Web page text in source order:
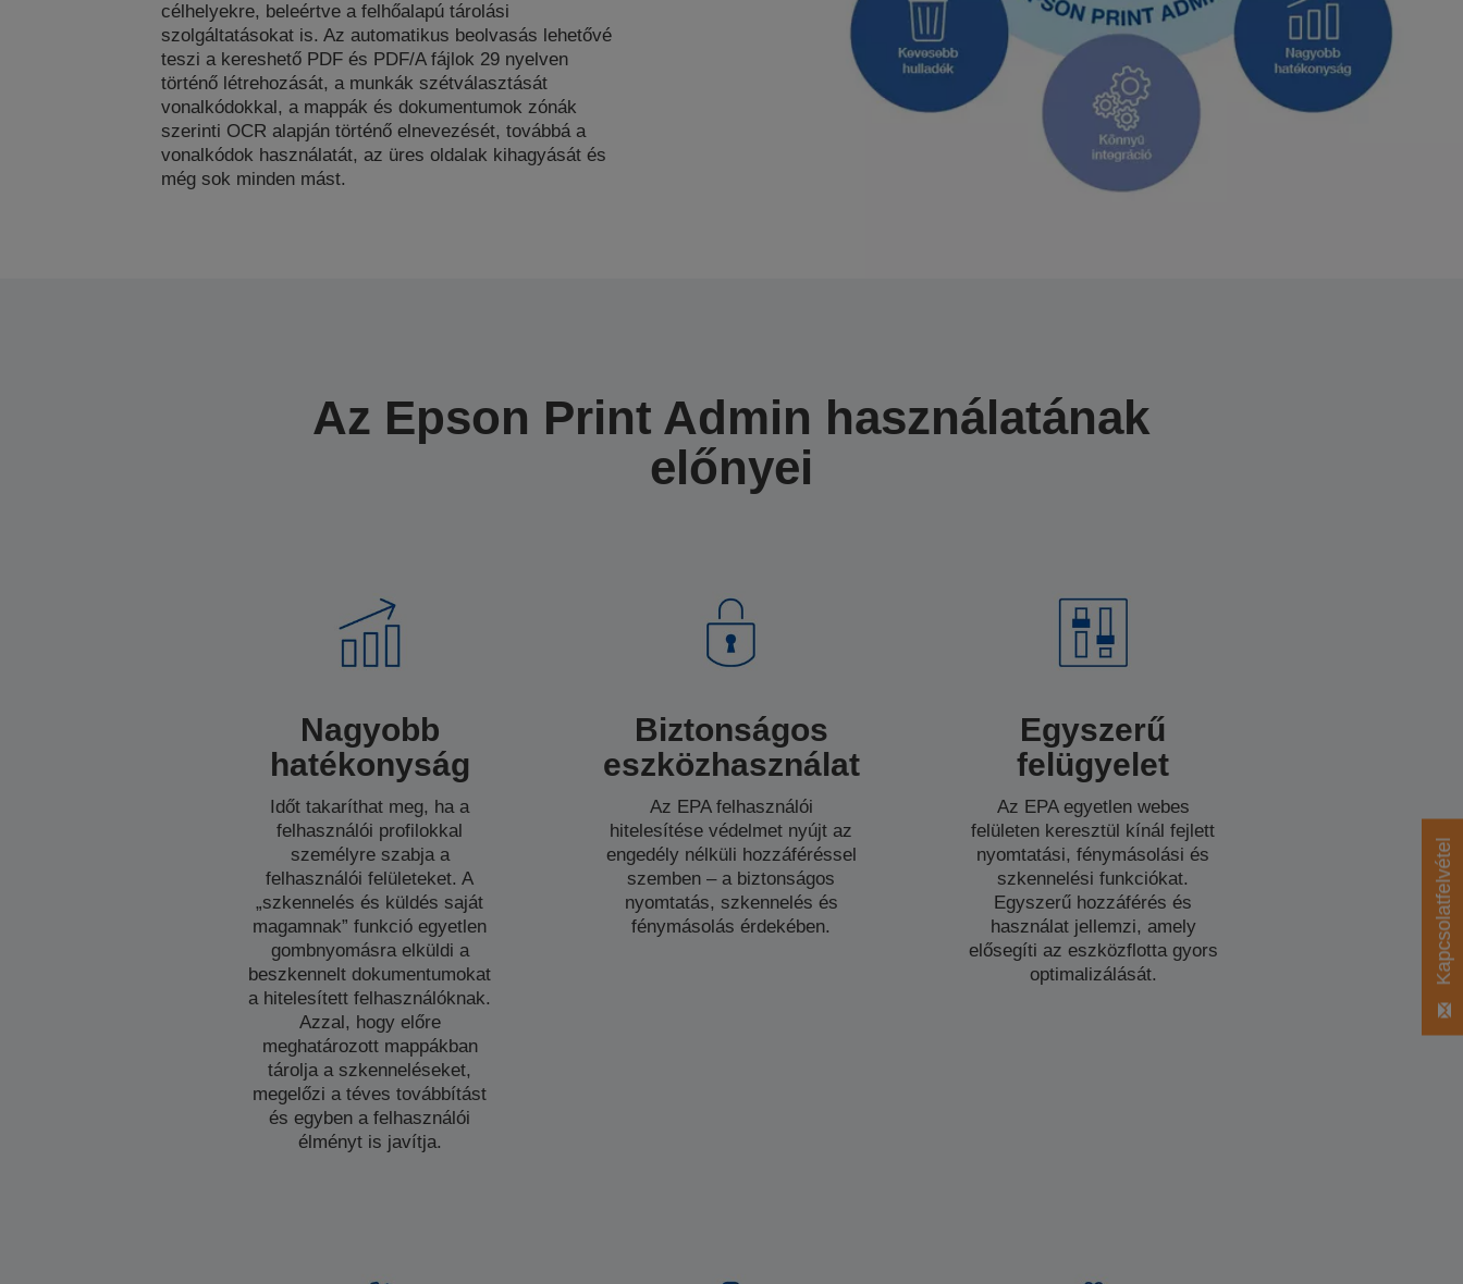
célhelyekre, beleértve a felhőalapú tárolási
szolgáltatásokat is. Az automatikus beolvasás lehetővé
teszi a kereshető PDF és PDF/A fájlok 29 nyelven
történő létrehozását, a munkák szétválasztását
vonalkódokkal, a mappák és dokumentumok zónák
szerinti OCR alapján történő elnevezését, továbbá a
vonalkódok használatát, az üres oldalak kihagyását és
még sok minden mást.
Az Epson Print Admin használatának
előnyei
Nagyobb
hatékonyság
Időt takaríthat meg, ha a
felhasználói profilokkal
személyre szabja a
felhasználói felületeket. A
„szkennelés és küldés saját
magamnak” funkció egyetlen
gombnyomásra elküldi a
beszkennelt dokumentumokat
a hitelesített felhasználóknak.
Azzal, hogy előre
meghatározott mappákban
tárolja a szkenneléseket,
megelőzi a téves továbbítást
és egyben a felhasználói
élményt is javítja.
Biztonságos
eszközhasználat
Az EPA felhasználói
hitelesítése védelmet nyújt az
engedély nélküli hozzáféréssel
szemben – a biztonságos
nyomtatás, szkennelés és
fénymásolás érdekében.
Egyszerű
felügyelet
Az EPA egyetlen webes
felületen keresztül kínál fejlett
nyomtatási, fénymásolási és
szkennelési funkciókat.
Egyszerű hozzáférés és
használat jellemzi, amely
elősegíti az eszközflotta gyors
optimalizálását.
Kapcsolatfelvétel